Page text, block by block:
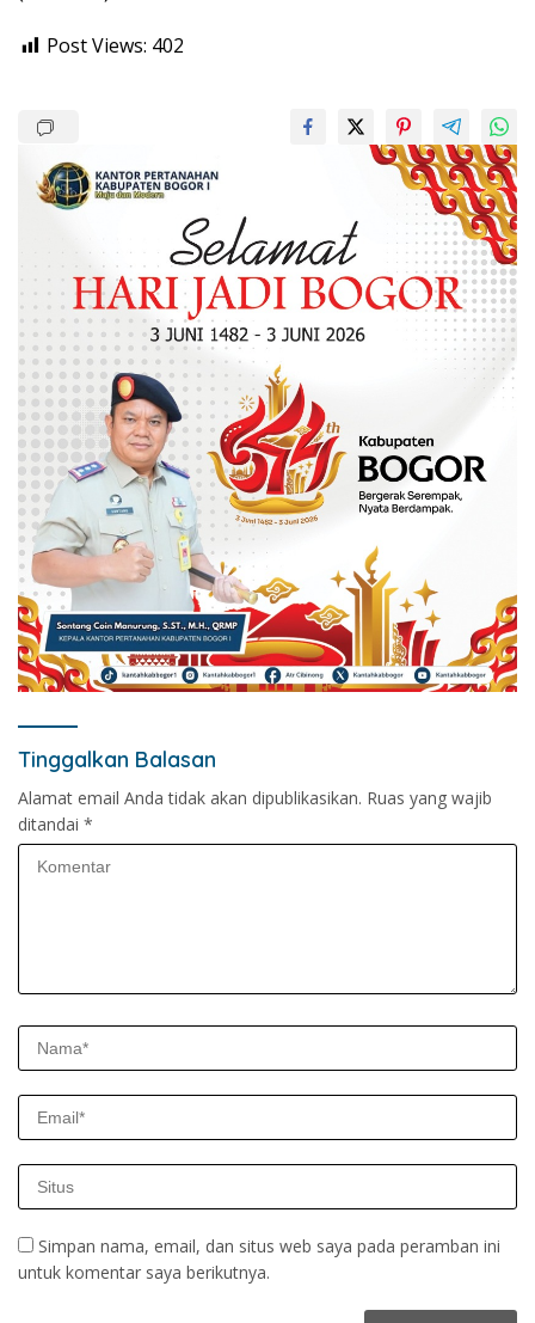
Post Views: 402
Tinggalkan Balasan
Alamat email Anda tidak akan dipublikasikan. Ruas yang wajib
ditandai *
Simpan nama, email, dan situs web saya pada peramban ini
untuk komentar saya berikutnya.